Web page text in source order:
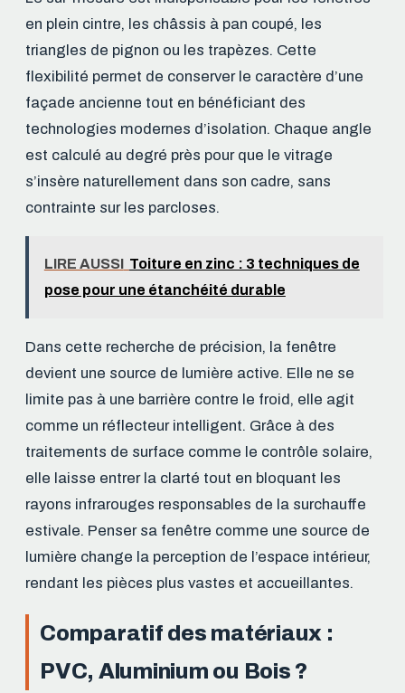
en plein cintre, les châssis à pan coupé, les
triangles de pignon ou les trapèzes. Cette
flexibilité permet de conserver le caractère d’une
façade ancienne tout en bénéficiant des
technologies modernes d’isolation. Chaque angle
est calculé au degré près pour que le vitrage
s’insère naturellement dans son cadre, sans
contrainte sur les parcloses.
LIRE AUSSI
Toiture en zinc : 3 techniques de
pose pour une étanchéité durable
Dans cette recherche de précision, la fenêtre
devient une source de lumière active. Elle ne se
limite pas à une barrière contre le froid, elle agit
comme un réflecteur intelligent. Grâce à des
traitements de surface comme le contrôle solaire,
elle laisse entrer la clarté tout en bloquant les
rayons infrarouges responsables de la surchauffe
estivale. Penser sa fenêtre comme une source de
lumière change la perception de l’espace intérieur,
rendant les pièces plus vastes et accueillantes.
Comparatif des matériaux :
PVC, Aluminium ou Bois ?